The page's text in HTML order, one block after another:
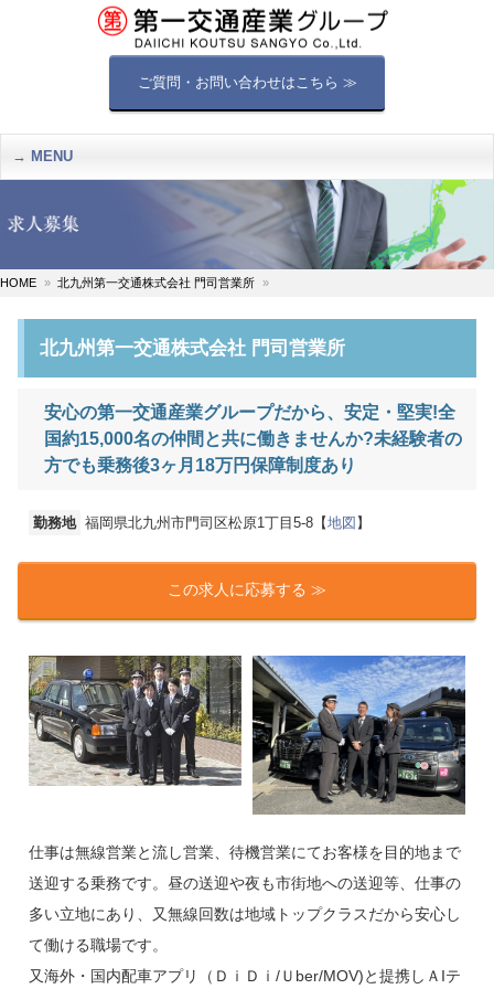
ご質問・お問い合わせはこちら ≫
MENU
HOME 北九州第一交通株式会社 門司営業所
北九州第一交通株式会社 門司営業所
安心の第一交通産業グループだから、安定・堅実!全
国約15,000名の仲間と共に働きませんか?未経験者の
方でも乗務後3ヶ月18万円保障制度あり
勤務地 福岡県北九州市門司区松原1丁目5-8【地図】
この求人に応募する ≫
仕事は無線営業と流し営業、待機営業にてお客様を目的地まで
送迎する乗務です。昼の送迎や夜も市街地への送迎等、仕事の
多い立地にあり、又無線回数は地域トップクラスだから安心し
て働ける職場です。
又海外・国内配車アプリ（ＤｉＤｉ/Ｕber/MOV)と提携しＡIテ